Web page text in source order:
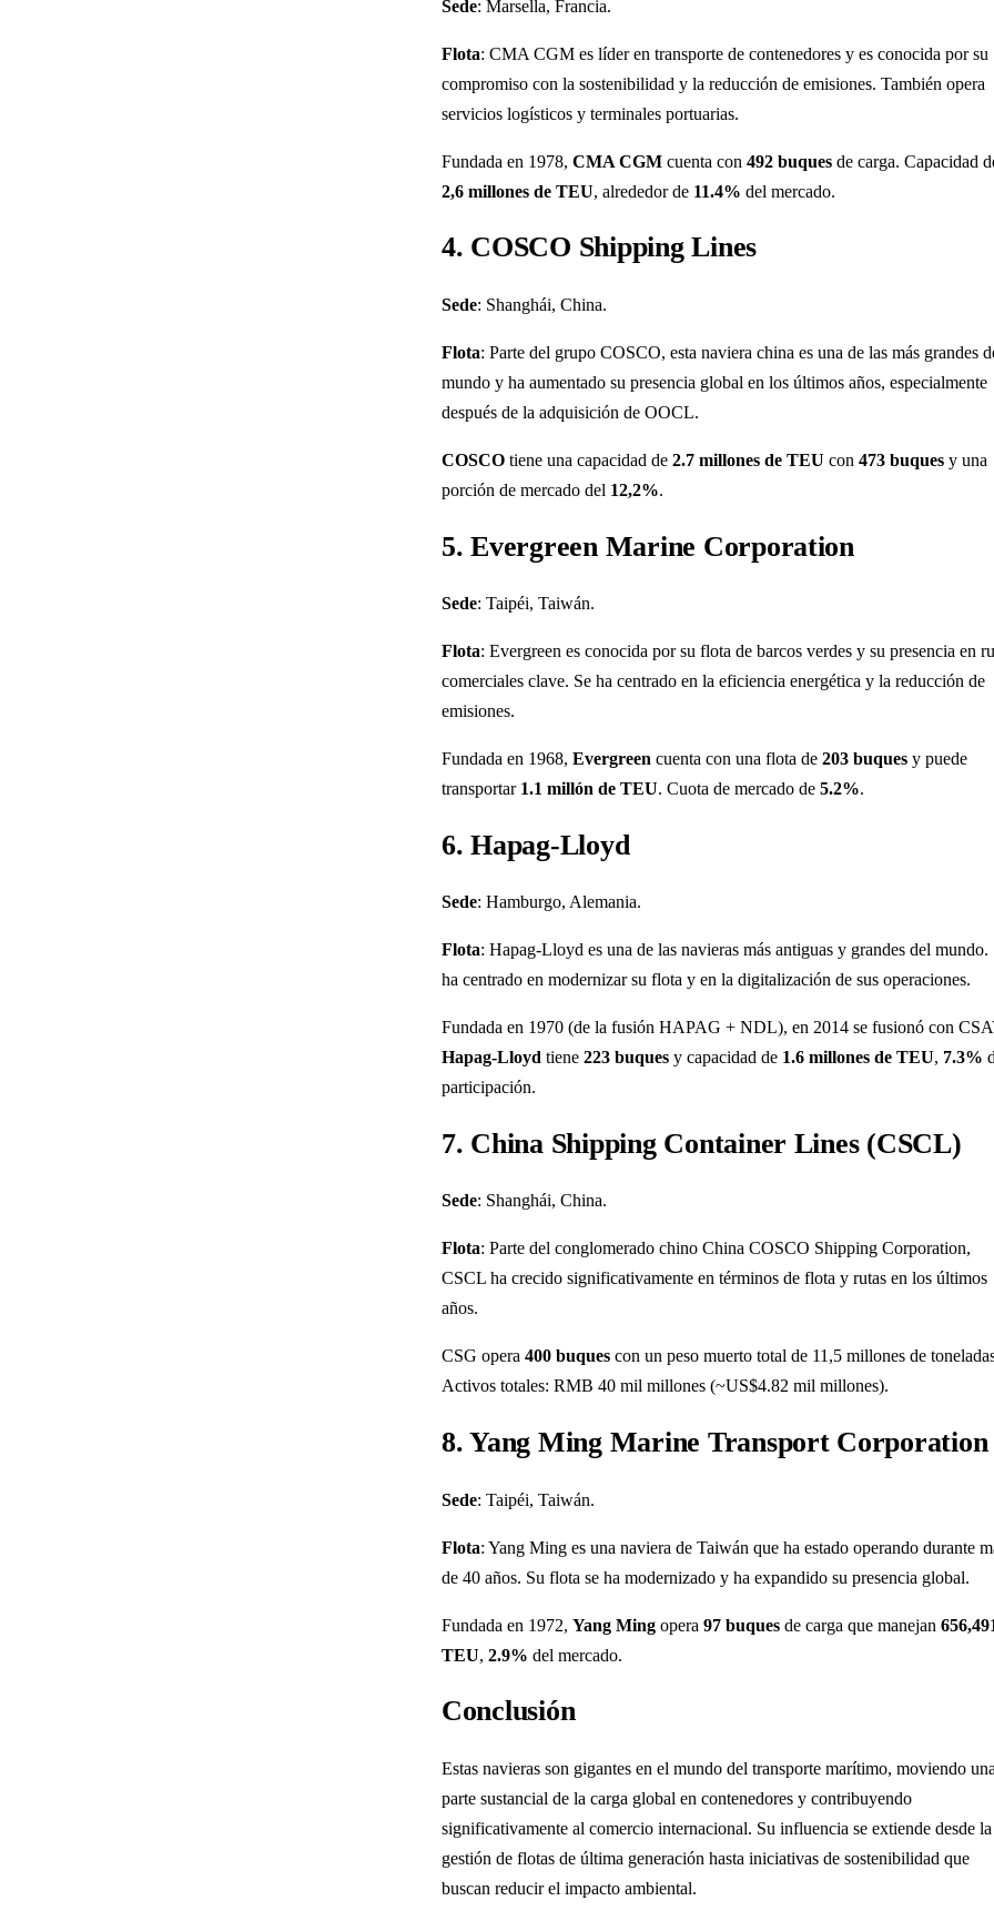
Sede: Marsella, Francia.
Flota: CMA CGM es líder en transporte de contenedores y es conocida por su
compromiso con la sostenibilidad y la reducción de emisiones. También opera
servicios logísticos y terminales portuarias.
Fundada en 1978, CMA CGM cuenta con 492 buques de carga. Capacidad
2,6 millones de TEU, alrededor de 11.4% del mercado.
4. COSCO Shipping Lines
Sede: Shanghái, China.
Flota: Parte del grupo COSCO, esta naviera china es una de las más grandes
mundo y ha aumentado su presencia global en los últimos años, especialmente
después de la adquisición de OOCL.
COSCO tiene una capacidad de 2.7 millones de TEU con 473 buques y una
porción de mercado del 12,2%.
5. Evergreen Marine Corporation
Sede: Taipéi, Taiwán.
Flota: Evergreen es conocida por su flota de barcos verdes y su presencia en
comerciales clave. Se ha centrado en la eficiencia energética y la reducción de
emisiones.
Fundada en 1968, Evergreen cuenta con una flota de 203 buques y puede
transportar 1.1 millón de TEU. Cuota de mercado de 5.2%.
6. Hapag-Lloyd
Sede: Hamburgo, Alemania.
Flota: Hapag-Lloyd es una de las navieras más antiguas y grandes del mundo.
ha centrado en modernizar su flota y en la digitalización de sus operaciones.
Fundada en 1970 (de la fusión HAPAG + NDL), en 2014 se fusionó con
Hapag-Lloyd tiene 223 buques y capacidad de 1.6 millones de TEU, 7.3%
participación.
7. China Shipping Container Lines (CSCL)
Sede: Shanghái, China.
Flota: Parte del conglomerado chino China COSCO Shipping Corporation,
CSCL ha crecido significativamente en términos de flota y rutas en los últimos
años.
CSG opera 400 buques con un peso muerto total de 11,5 millones de
Activos totales: RMB 40 mil millones (~US$4.82 mil millones).
8. Yang Ming Marine Transport Corporation
Sede: Taipéi, Taiwán.
Flota: Yang Ming es una naviera de Taiwán que ha estado operando durante
de 40 años. Su flota se ha modernizado y ha expandido su presencia global.
Fundada en 1972, Yang Ming opera 97 buques de carga que manejan
TEU, 2.9% del mercado.
Conclusión
Estas navieras son gigantes en el mundo del transporte marítimo, moviendo
parte sustancial de la carga global en contenedores y contribuyendo
significativamente al comercio internacional. Su influencia se extiende desde la
gestión de flotas de última generación hasta iniciativas de sostenibilidad que
buscan reducir el impacto ambiental.